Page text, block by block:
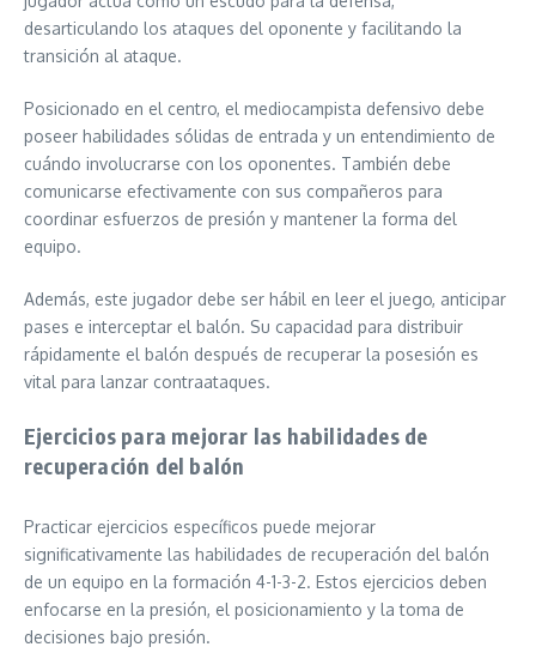
desarticulando los ataques del oponente y facilitando la
transición al ataque.
Posicionado en el centro, el mediocampista defensivo debe
poseer habilidades sólidas de entrada y un entendimiento de
cuándo involucrarse con los oponentes. También debe
comunicarse efectivamente con sus compañeros para
coordinar esfuerzos de presión y mantener la forma del
equipo.
Además, este jugador debe ser hábil en leer el juego, anticipar
pases e interceptar el balón. Su capacidad para distribuir
rápidamente el balón después de recuperar la posesión es
vital para lanzar contraataques.
Ejercicios para mejorar las habilidades de
recuperación del balón
Practicar ejercicios específicos puede mejorar
significativamente las habilidades de recuperación del balón
de un equipo en la formación 4-1-3-2. Estos ejercicios deben
enfocarse en la presión, el posicionamiento y la toma de
decisiones bajo presión.